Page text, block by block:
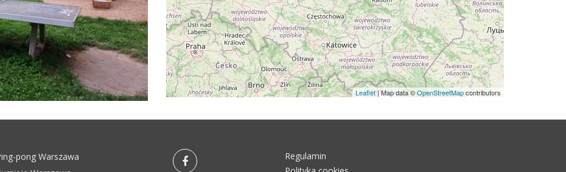
Leaflet| Map data ©OpenStreetMapcontributors
pong Warszawa
Regulamin